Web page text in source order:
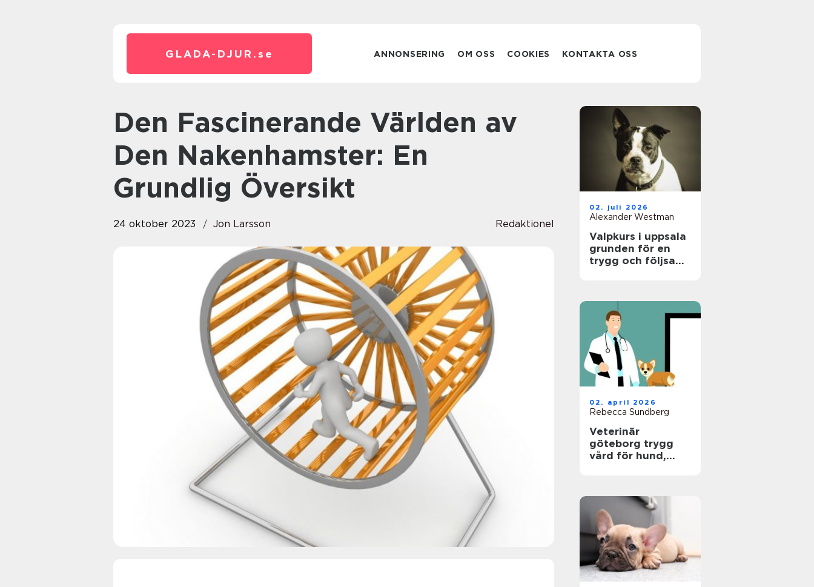
GLADA-DJUR. se ANNONSERING OM OSS COOKIES KONTAKTA OSS
Den Fascinerande Världen av
Den Nakenhamster: En
Grundlig Översikt
24 oktober 2023 Jon Larsson Redaktionel
02. juli 2026
Alexander Westman
Valpkurs i uppsala
grunden för en
trygg och följsam
02. april 2026
Rebecca Sundberg
Veterinär
göteborg trygg
vård för hund,